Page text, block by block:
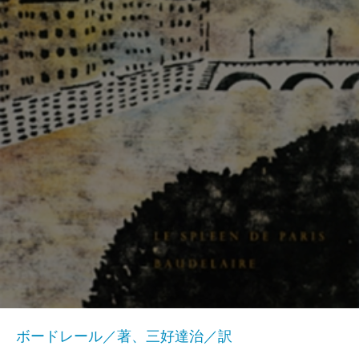
ボードレール／著、三好達治／訳